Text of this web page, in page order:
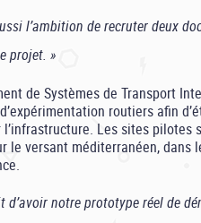
l’ambition de recruter deux
projet. »
de Systèmes de Transport
routiers afin
Les sites pilotes
le versant méditerranéen, dans
d’avoir notre prototype réel de